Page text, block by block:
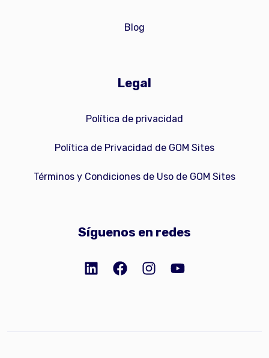
Blog
Legal
Política de privacidad
Política de Privacidad de GOM Sites
Términos y Condiciones de Uso de GOM Sites
Síguenos en redes